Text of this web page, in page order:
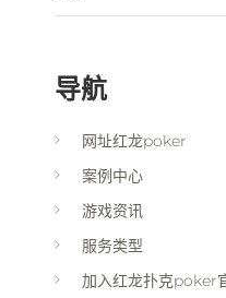
导航
网址红龙poker
案例中心
游戏资讯
服务类型
加入红龙扑克poker